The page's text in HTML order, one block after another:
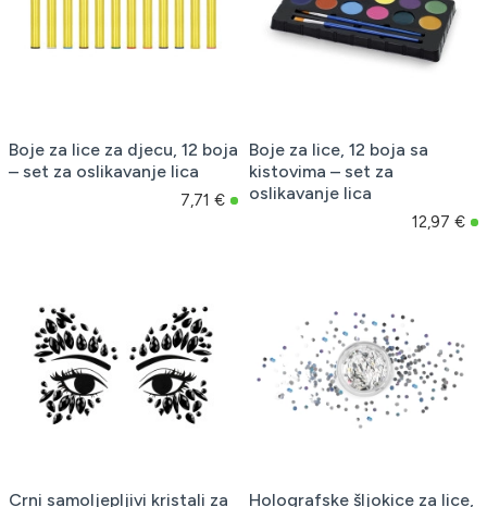
Boje za lice za djecu, 12 boja
– set za oslikavanje lica
7,71 €
Boje za lice, 12 boja sa
kistovima – set za
oslikavanje lica
12,97 €
Crni samoljepljivi kristali za
Holografske šljokice za lice,